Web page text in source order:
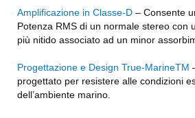
Amplificazione in Classe-D – Consente
Potenza RMS di un normale stereo con
più nitido associato ad un minor
Progettazione e Design True-MarineTM
progettato per resistere alle condizioni
dell’ambiente marino.